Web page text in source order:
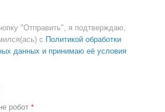
"Отправить", я подтверждаю,
с Политикой обработки
данных и принимаю её условия
робот *